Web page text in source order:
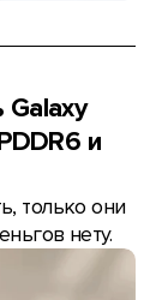
Galaxy
и
только они
нету.